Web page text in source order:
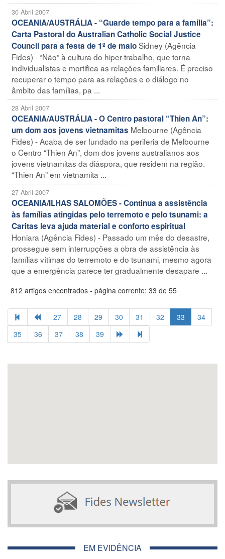
30 Abril 2007
OCEANIA/AUSTRÁLIA - “Guarde tempo para a família”:
Carta Pastoral do Australian Catholic Social Justice
Council para a festa de 1º de maioSidney (Agência
Fides) - “Não” à cultura do hiper-trabalho, que torna
individualistas e mortifica as relações familiares. É preciso
recuperar o tempo para as relações e o diálogo no
âmbito das famílias, pa ...
28 Abril 2007
OCEANIA/AUSTRÁLIA - O Centro pastoral “Thien An”:
um dom aos jovens vietnamitas Melbourne (Agência
Fides) - Acaba de ser fundado na periferia de Melbourne
o Centro “Thien An”, dom dos jovens australianos aos
jovens vietnamitas da diáspora, que residem na região.
“Thien An” em vietnamita ...
27 Abril 2007
OCEANIA/ILHAS SALOMÕES - Continua a assistência
às famílias atingidas pelo terremoto e pelo tsunami: a
Caritas leva ajuda material e conforto espiritual
Honiara (Agência Fides) - Passado um mês do desastre,
prossegue sem interrupções a obra de assistência às
famílias vítimas do terremoto e do tsunami, mesmo agora
que a emergência parece ter gradualmente desapare ...
812 artigos encontrados - página corrente: 33 de 55
27 28 29 30 31 32 33
34
35
36 37 38 39
EM EVIDÊNCIA